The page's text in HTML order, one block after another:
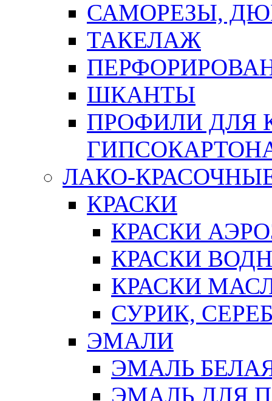
САМОРЕЗЫ,
ТАКЕЛАЖ
ШКАНТЫ
ПРОФИЛИ ДЛЯ
ЛАКО-
КРАСКИ
КРАСКИ
КРАСКИ
КРАСКИ
СУРИК,
ЭМАЛИ
ЭМАЛЬ
ЭМАЛЬ ДЛЯ